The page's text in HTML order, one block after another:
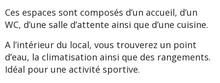
Ces espaces sont composés d’un accueil, d’un
WC, d’une salle d’attente ainsi que d’une cuisine.
A l’intérieur du local, vous trouverez un point
d’eau, la climatisation ainsi que des rangements.
Idéal pour une activité sportive.